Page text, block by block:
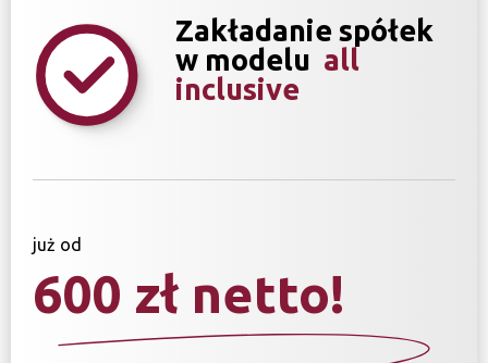
Zakładanie spółek
w modelu all
inclusive
już od
600 zł netto!